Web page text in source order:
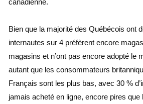
canadienne.
Bien que la majorité des Québécois ont
internautes sur 4 préfèrent encore
magasins et n’ont pas encore adopté le
autant que les consommateurs
Français sont les plus bas, avec 30 %
jamais acheté en ligne, encore pires que